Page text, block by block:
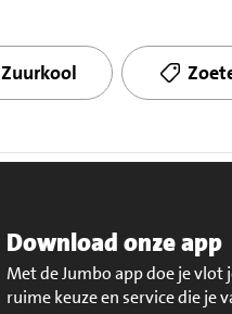
Zuurkool
Download onze app
Met de Jumbo app doe je vlot
ruime keuze en service die je